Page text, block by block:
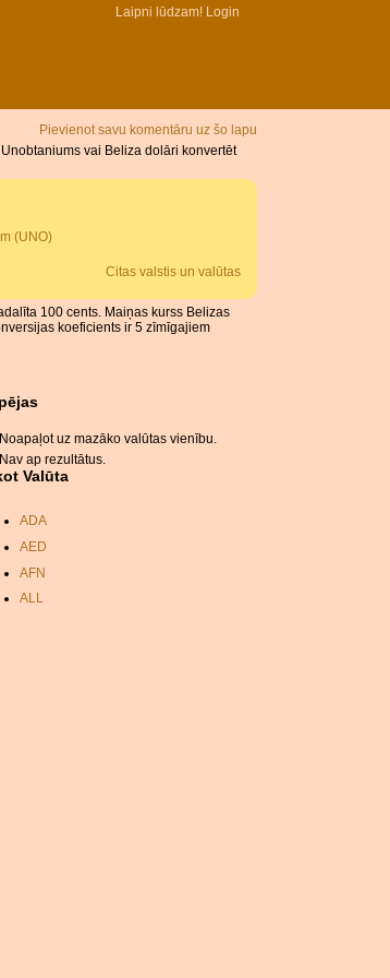
Laipni lūdzam! Login
Pievienot savu komentāru uz šo lapu
vai Beliza dolāri konvertēt
(UNO)
Citas valstis un valūtas
100 cents. Maiņas kurss Belizas
koeficients ir 5 zīmīgajiem
Noapaļot uz mazāko valūtas vienību.
Nav ap rezultātus.
Valūta
ADA
AED
AFN
ALL